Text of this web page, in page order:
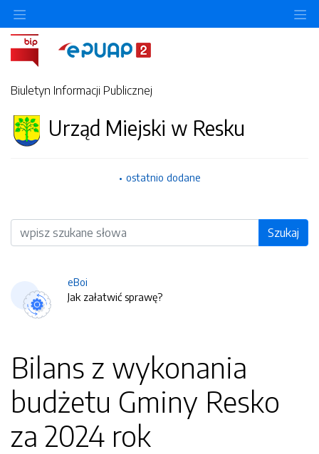
Biuletyn Informacji Publicznej
Urząd Miejski w Resku
ostatnio dodane
Wyszukiwarka Szukaj
eBoi
Jak załatwić sprawę?
Bilans z wykonania
budżetu Gminy Resko
za 2024 rok